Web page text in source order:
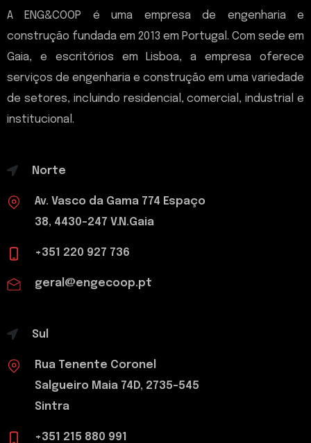
A ENG&COOP é uma empresa de engenharia e
construção fundada em 2013 em Portugal. Com sede em
Gaia, e escritórios em Lisboa, a empresa oferece
serviços de engenharia e construção em uma variedade
de setores, incluindo residencial, comercial, industrial e
institucional.
Norte
Av. Vasco da Gama 774 Espaço
38, 4430-247 V.N.Gaia
+351 220 927 736
geral@engecoop.pt
Sul
Rua Tenente Coronel
Salgueiro Maia 74D, 2735-545
Sintra
+351 215 880 991